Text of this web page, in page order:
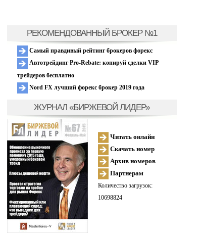
РЕКОМЕНДОВАННЫЙ БРОКЕР №1
Самый правдивый рейтинг брокеров форекс
Автотрейдинг Pro-Rebate: копируй сделки VIP
трейдеров бесплатно
Nord FX лучший форекс брокер 2019 года
ЖУРНАЛ «БИРЖЕВОЙ ЛИДЕР»
Читать онлайн
Скачать номер
Архив номеров
Партнерам
Количество загрузок:
10698824